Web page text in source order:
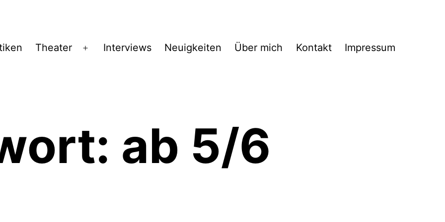
Theater
Menü
Interviews Neuigkeiten Über mich Kontakt Impressum
ab 5/6